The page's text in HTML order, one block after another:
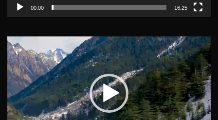
00:00 16:25
Video
Player